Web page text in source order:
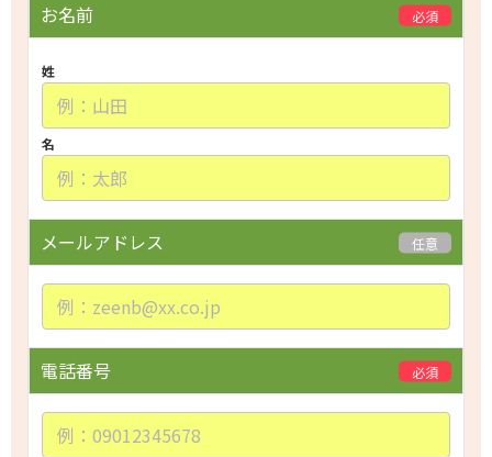
a
s
お名前 必須
姓
名
メールアドレス 任意
電話番号 必須